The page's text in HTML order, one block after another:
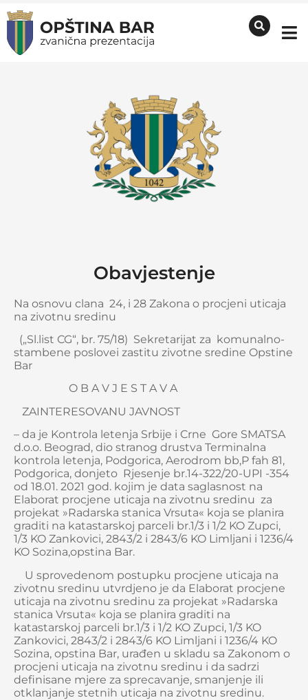
Obavjestenje
Na osnovu clana 24, i 28 Zakona o procjeni uticaja
na zivotnu sredinu
(„Sl.list CG“, br. 75/18) Sekretarijat za komunalno-
stambene poslovei zastitu zivotne sredine Opstine
Bar
O B A V J E S T A V A
ZAINTERESOVANU JAVNOST
– da je Kontrola letenja Srbije i Crne Gore SMATSA
d.o.o. Beograd, dio stranog drustva Terminalna
kontrola letenja, Podgorica, Aerodrom bb,P fah 81,
Podgorica, donjeto Rjesenje br.14-322/20-UPI -354
od 18.01. 2021 god. kojim je data saglasnost na
Elaborat procjene uticaja na zivotnu sredinu za
projekat »Radarska stanica Vrsuta« koja se planira
graditi na katastarskoj parceli br.1/3 i 1/2 KO Zupci,
1/3 KO Zankovici, 2843/2 i 2843/6 KO Limljani i 1236/4
KO Sozina,opstina Bar.
U sprovedenom postupku procjene uticaja na
zivotnu sredinu utvrdjeno je da Elaborat procjene
uticaja na zivotnu sredinu za projekat »Radarska
stanica Vrsuta« koja se planira graditi na
katastarskoj parceli br.1/3 i 1/2 KO Zupci, 1/3 KO
Zankovici, 2843/2 i 2843/6 KO Limljani i 1236/4 KO
Sozina, opstina Bar, urađen u skladu sa Zakonom o
procjeni uticaja na zivotnu sredinu i da sadrzi
definisane mjere za sprecavanje, smanjenje ili
otklanjanje stetnih uticaja na zivotnu sredinu.